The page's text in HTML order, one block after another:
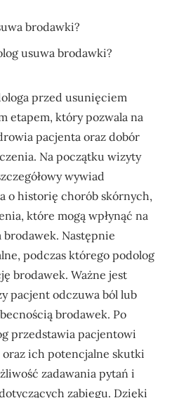
usuwa brodawki?
przed usunięciem
etapem, który pozwala na
pacjenta oraz dobór
Na początku wizyty
wywiad
o historię chorób skórnych,
które mogą wpłynąć na
Następnie
podczas którego podolog
brodawek. Ważne jest
pacjent odczuwa ból lub
brodawek. Po
przedstawia pacjentowi
ich potencjalne skutki
zadawania pytań i
zabiegu. Dzięki